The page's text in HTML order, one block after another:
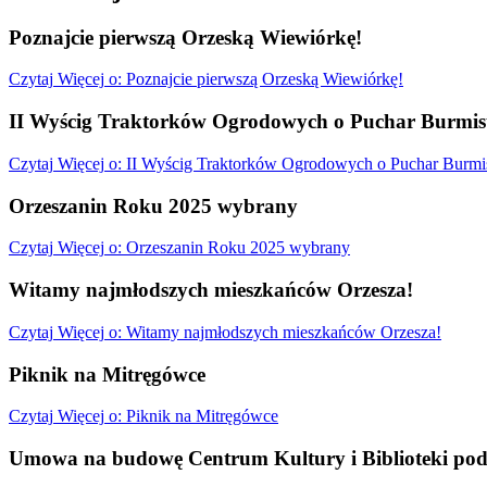
Poznajcie pierwszą Orzeską Wiewiórkę!
Czytaj Więcej o: Poznajcie pierwszą Orzeską Wiewiórkę!
II Wyścig Traktorków Ogrodowych o Puchar
Czytaj Więcej o: II Wyścig Traktorków Ogrodowych o Puchar
Orzeszanin Roku 2025 wybrany
Czytaj Więcej o: Orzeszanin Roku 2025 wybrany
Witamy najmłodszych mieszkańców Orzesza!
Czytaj Więcej o: Witamy najmłodszych mieszkańców Orzesza!
Piknik na Mitręgówce
Czytaj Więcej o: Piknik na Mitręgówce
Umowa na budowę Centrum Kultury i Biblioteki